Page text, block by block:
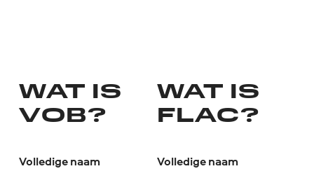
WAT IS
VOB?
Volledige naam
WAT IS
FLAC?
Volledige naam